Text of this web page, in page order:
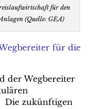
für den
(Quelle: GEA)
für die
der Wegbereiter
Die zukünftigen